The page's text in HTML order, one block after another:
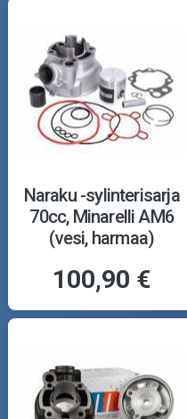
Naraku -sylinterisarja
70cc, Minarelli AM6
(vesi, harmaa)
100,90 €